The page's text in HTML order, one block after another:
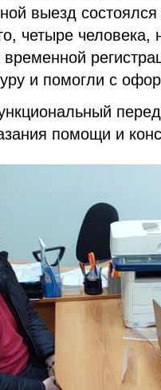
выезд
четыре человека,
временной
и помогли с
помощи и